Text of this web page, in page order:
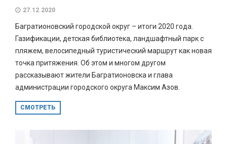
27.12.2020
Багратионовский городской округ – итоги 2020 года.
Газификации, детская библиотека, ландшафтный парк с
пляжем, велосипедный туристический маршрут как новая
точка притяжения. Об этом и многом другом
рассказывают жители Багратионовска и глава
администрации городского округа Максим Азов.
СМОТРЕТЬ